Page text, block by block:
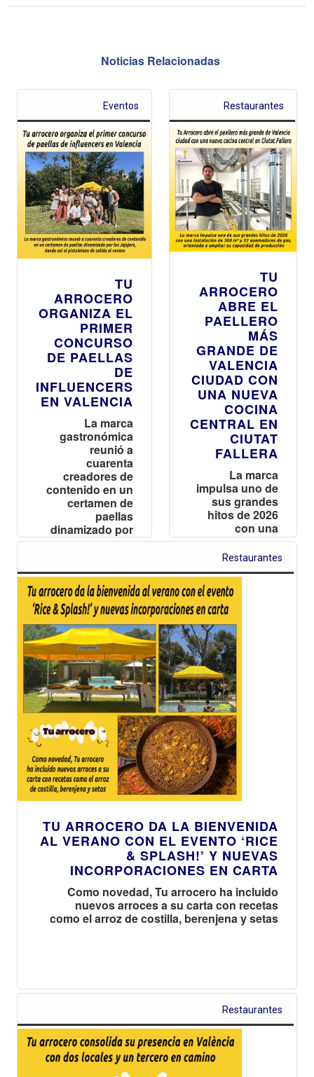
Noticias Relacionadas
Eventos
TU
ARROCERO
ORGANIZA EL
PRIMER
CONCURSO
DE PAELLAS
DE
INFLUENCERS
EN VALENCIA
La marca
gastronómica
reunió a
cuarenta
creadores de
contenido en un
certamen de
paellas
dinamizado por
los Jajajers,
pistoletazo de
salida al verano
Restaurantes
TU
ARROCERO
ABRE EL
PAELLERO
MÁS
GRANDE DE
VALENCIA
CIUDAD CON
UNA NUEVA
COCINA
CENTRAL EN
CIUTAT
FALLERA
La marca
impulsa uno de
sus grandes
hitos de 2026
con una
instalación de
300 m² y 32
quemadores de
gas, orientada
a ampliar su
capacidad de
producción
Restaurantes
TU ARROCERO DA LA BIENVENIDA
AL VERANO CON EL EVENTO ‘RICE
& SPLASH!’ Y NUEVAS
INCORPORACIONES EN CARTA
Como novedad, Tu arrocero ha incluido
nuevos arroces a su carta con recetas
como el arroz de costilla, berenjena y setas
Restaurantes